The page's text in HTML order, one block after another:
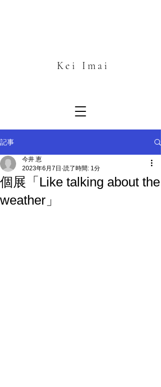
Kei Imai
記事
個展「Like talking about the
weather」
今井 恵
2023年6月7日 読了時間: 1分